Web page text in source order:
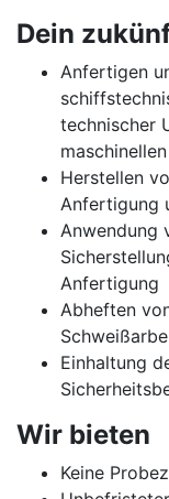
Dein
Anfertigen
technischer
Herstellen
Anfertigung
Anwendung
Anfertigung
Abheften
Einhaltung
Wir bieten
Keine